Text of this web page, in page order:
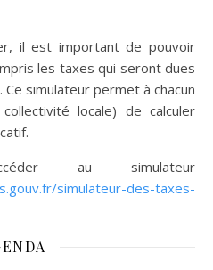
il est important de pouvoir
les taxes qui seront dues
Ce simulateur permet à chacun
locale) de calculer
au simulateur
simulateur-des-taxes-